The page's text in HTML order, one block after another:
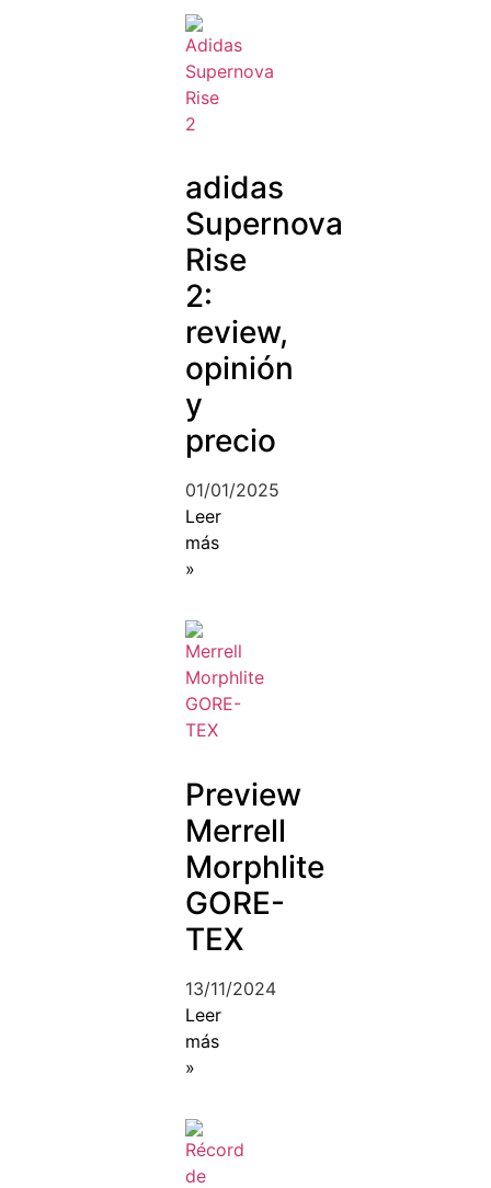
adidas
Supernova
Rise
2:
review,
opinión
y
precio
01/01/2025
Leer
más
»
Preview
Merrell
Morphlite
GORE-
TEX
13/11/2024
Leer
más
»